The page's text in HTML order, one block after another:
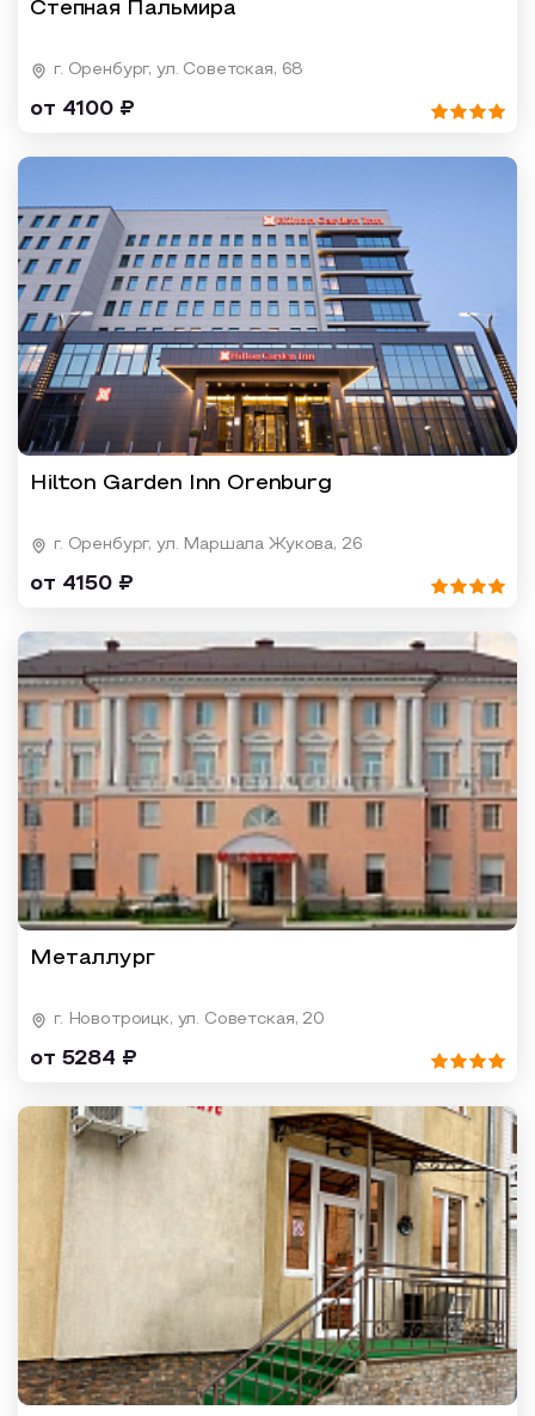
Степная Пальмира
г. Оренбург, ул. Советская, 68
от 4100 ₽
Hilton Garden Inn Orenburg
г. Оренбург, ул. Маршала Жукова, 26
от 4150 ₽
Металлург
г. Новотроицк, ул. Советская, 20
от 5284 ₽